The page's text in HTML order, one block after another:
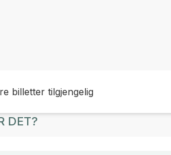
billetter tilgjengelig
DET?